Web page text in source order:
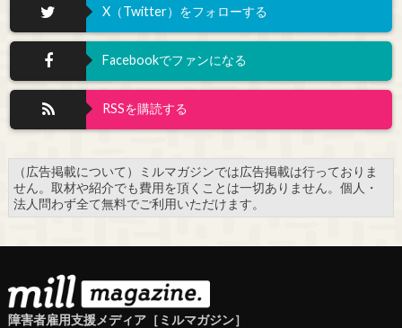
X（Twitter）をフォローする
Facebookでファンになる
RSSを購読する
（広告掲載について）ミルマガジンでは広告掲載は行っておりま
せん。取材や紹介でも費用を頂くことは一切ありません。個人・
法人問わず全て無料でご利用いただけます。
障害者雇用支援メディア［ミルマガジン］